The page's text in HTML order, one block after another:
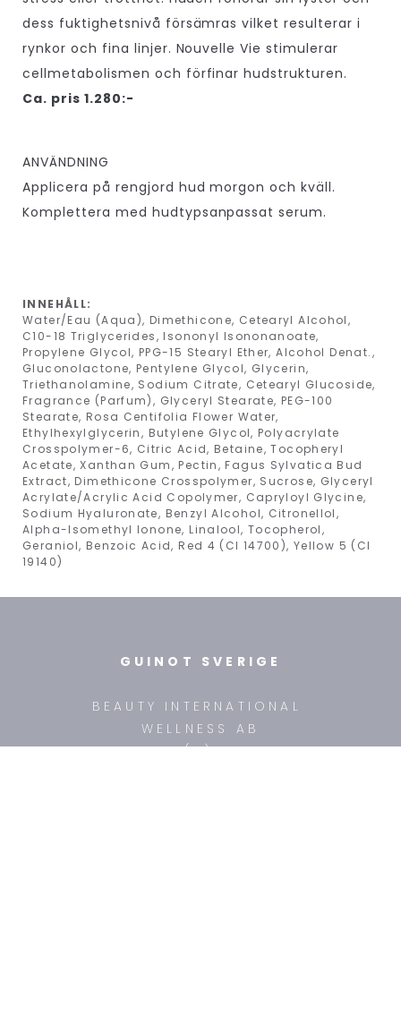
dess fuktighetsnivå försämras vilket resulterar i
rynkor och fina linjer. Nouvelle Vie stimulerar
cellmetabolismen och förfinar hudstrukturen.
Ca. pris 1.280:-
ANVÄNDNING
Applicera på rengjord hud morgon och kväll.
Komplettera med hudtypsanpassat serum.
INNEHÅLL:
Water/Eau (Aqua), Dimethicone, Cetearyl Alcohol,
C10-18 Triglycerides, Isononyl Isononanoate,
Propylene Glycol, PPG-15 Stearyl Ether, Alcohol Denat.,
Gluconolactone, Pentylene Glycol, Glycerin,
Triethanolamine, Sodium Citrate, Cetearyl Glucoside,
Fragrance (Parfum), Glyceryl Stearate, PEG-100
Stearate, Rosa Centifolia Flower Water,
Ethylhexylglycerin, Butylene Glycol, Polyacrylate
Crosspolymer-6, Citric Acid, Betaine, Tocopheryl
Acetate, Xanthan Gum, Pectin, Fagus Sylvatica Bud
Extract, Dimethicone Crosspolymer, Sucrose, Glyceryl
Acrylate/Acrylic Acid Copolymer, Capryloyl Glycine,
Sodium Hyaluronate, Benzyl Alcohol, Citronellol,
Alpha-Isomethyl Ionone, Linalool, Tocopherol,
Geraniol, Benzoic Acid, Red 4 (CI 14700), Yellow 5 (CI
19140)
GUINOT SVERIGE
BEAUTY INTERNATIONAL
WELLNESS AB
TEL: +46 (8) 718 31 10